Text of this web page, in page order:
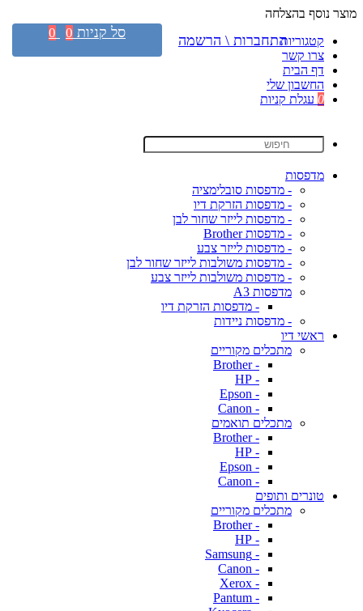
מוצר נוסף בהצלחה
קטגוריות
צרו קשר
דף הבית
החשבון שלי
0 עגלת קניות
מדפסות
- מדפסות סובלימציה
- מדפסות הזרקת דיו
- מדפסות לייזר שחור לבן
- מדפסות Brother
- מדפסות לייזר צבע
- מדפסות משולבות לייזר שחור לבן
- מדפסות משולבות לייזר צבע
מדפסות A3
- מדפסות הזרקת דיו
- מדפסות ניידות
ראשי דיו
מתכלים מקוריים
- Brother
- HP
- Epson
- Canon
מתכלים תואמים
- Brother
- HP
- Epson
- Canon
טונרים ותופים
מתכלים מקוריים
- Brother
- HP
- Samsung
- Canon
- Xerox
- Pantum
התחברות \ הרשמה סל קניות 0
0